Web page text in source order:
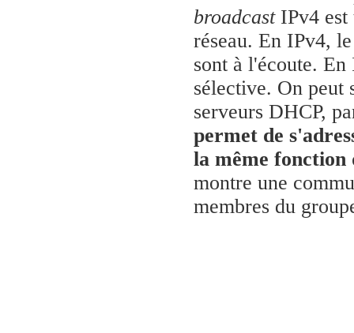
broadcastIPv4 est
réseau. En IPv4,
sont à l'écoute.
sélective. On peut
serveurs DHCP,
permet de
la même fonction
montre une
membres du